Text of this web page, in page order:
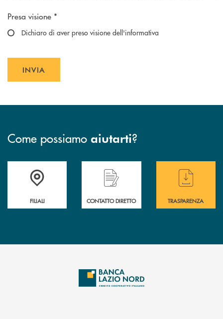
visionare l’informativa completa sul trattamento dei Suoi dati
Scegliere un'opzione
Presa visione *
Dichiaro di aver preso visione dell'informativa
INVIA
Come possiamo aiutarti?
Trova la filiale più vicina a te
FILIALI
Hai bisogno di assistenza immediata ?
CONTATTO DIRETTO
Hai bisogno di
TRASPARENZA